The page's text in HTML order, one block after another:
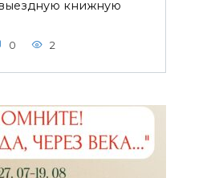
книжную
0 2